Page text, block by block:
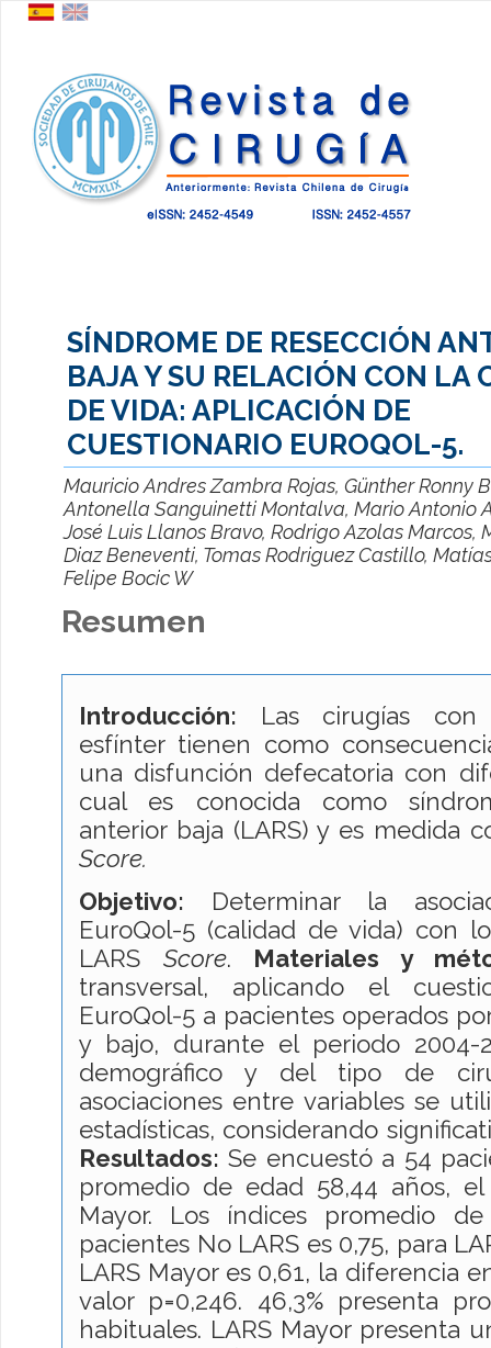
SÍNDROME DE RESECCIÓN
BAJA Y SU RELACIÓN CON LA
DE VIDA: APLICACIÓN DE
CUESTIONARIO EUROQOL-5.
Mauricio Andres Zambra Rojas, Günther Ronny
Antonella Sanguinetti Montalva, Mario Antonio
José Luis Llanos Bravo, Rodrigo Azolas Marcos,
Diaz Beneventi, Tomas Rodriguez Castillo,
Felipe Bocic W
Resumen
Introducción: Las cirugías con
esfínter tienen como
una disfunción defecatoria con
cual es conocida como
anterior baja (LARS) y es medida
Score.
Objetivo: Determinar la
EuroQol-5 (calidad de vida) con
LARS Score. Materiales y
transversal, aplicando el
EuroQol-5 a pacientes operados
y bajo, durante el periodo 2004-
demográfico y del tipo de
asociaciones entre variables se
estadísticas, considerando
Resultados: Se encuestó a 54
promedio de edad 58,44 años, el
Mayor. Los índices promedio
pacientes No LARS es 0,75, para
LARS Mayor es 0,61, la diferencia
valor p=0,246. 46,3% presenta
habituales. LARS Mayor presenta